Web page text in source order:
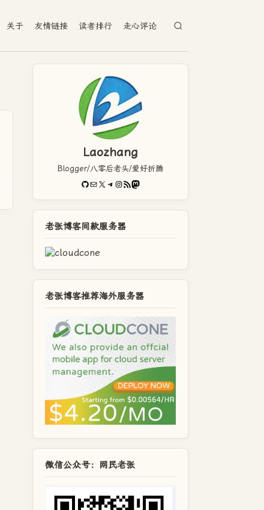
关于 友情链接 读者排行 走心评论
Laozhang
Blogger/八零后老头/爱好折腾
GitHub
电子邮件X Telegram
Instagram
RSS FeedMastodon
老张博客同款服务器
老张博客推荐海外服务器
微信公众号：网民老张